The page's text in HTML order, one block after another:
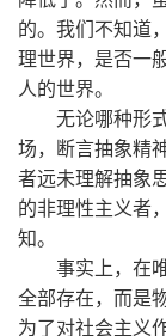
的。我们不知道
理世界，是否一
人的世界。
无论哪种形
场，断言抽象精
者远未理解抽象
的非理性主义者
知。
事实上，在
全部存在，而是
为了对社会主义